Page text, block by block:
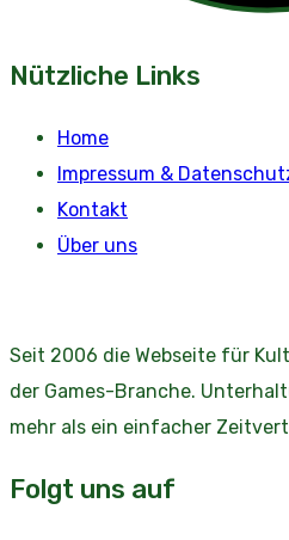
Nützliche Links
Home
Impressum &
Kontakt
Über uns
Seit 2006 die Webseite für
der Games-Branche.
mehr als ein einfacher
Folgt uns auf